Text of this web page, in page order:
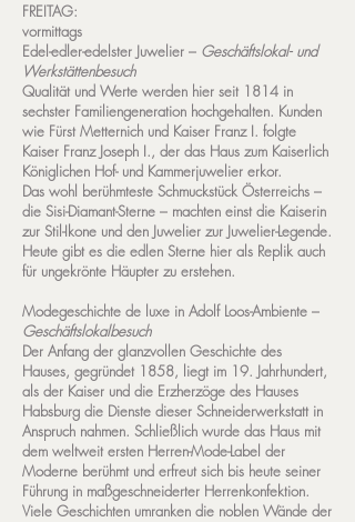
FREITAG:
vormittags
Edel-edler-edelster Juwelier – Geschäftslokal- und
Werkstättenbesuch
Qualität und Werte werden hier seit 1814 in
sechster Familiengeneration hochgehalten. Kunden
wie Fürst Metternich und Kaiser Franz I. folgte
Kaiser Franz Joseph I., der das Haus zum Kaiserlich
Königlichen Hof- und Kammerjuwelier erkor.
Das wohl berühmteste Schmuckstück Österreichs –
die Sisi-Diamant-Sterne – machten einst die Kaiserin
zur Stil-Ikone und den Juwelier zur Juwelier-Legende.
Heute gibt es die edlen Sterne hier als Replik auch
für ungekrönte Häupter zu erstehen.
Modegeschichte de luxe in Adolf Loos-Ambiente –
Geschäftslokalbesuch
Der Anfang der glanzvollen Geschichte des
Hauses, gegründet 1858, liegt im 19. Jahrhundert,
als der Kaiser und die Erzherzöge des Hauses
Habsburg die Dienste dieser Schneiderwerkstatt in
Anspruch nahmen. Schließlich wurde das Haus mit
dem weltweit ersten Herren-Mode-Label der
Moderne berühmt und erfreut sich bis heute seiner
Führung in maßgeschneiderter Herrenkonfektion.
Viele Geschichten umranken die noblen Wände der